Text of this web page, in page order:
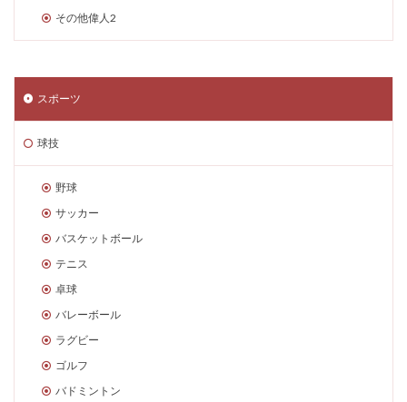
その他偉人2
スポーツ
球技
野球
サッカー
バスケットボール
テニス
卓球
バレーボール
ラグビー
ゴルフ
バドミントン